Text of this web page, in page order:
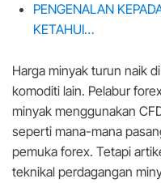
PENGENALAN
KETAHUI…
Harga minyak turun naik
komoditi lain. Pelabur
minyak menggunakan
seperti mana-mana
pemuka forex. Tetapi
teknikal perdagangan